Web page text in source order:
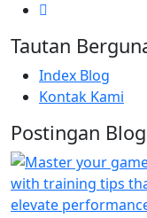
Tautan
Index Blog
Kontak Kami
Postingan Blog